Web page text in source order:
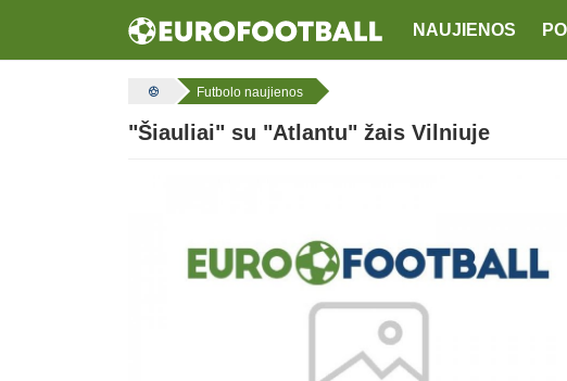
NAUJIENOS
Futbolo naujienos
"Šiauliai" su "Atlantu" žais Vilniuje